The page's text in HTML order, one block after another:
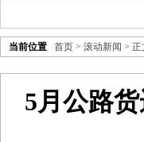
当前位置 首页 > 滚动新闻 > 正
5月公路